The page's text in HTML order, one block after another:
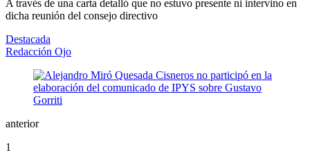
A través de una carta detalló que no estuvo presente ni intervino en
dicha reunión del consejo directivo
Destacada
Redacción Ojo
anterior
1